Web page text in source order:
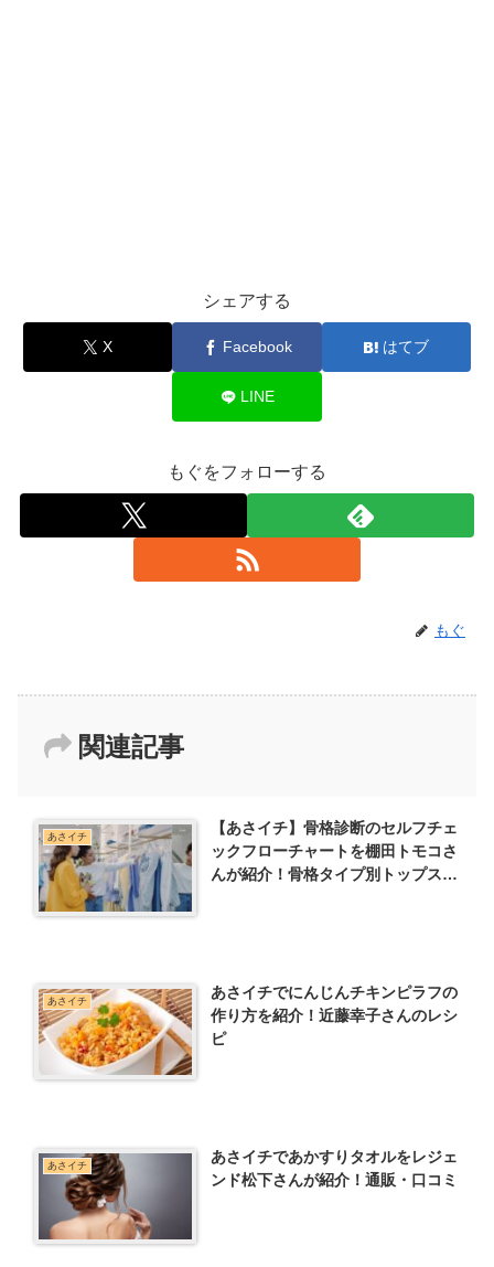
シェアする
X Facebook はてブ
LINE
もぐをフォローする
もぐ
関連記事
あさイチ
【あさイチ】骨格診断のセルフチェ
ックフローチャートを棚田トモコさ
んが紹介！骨格タイプ別トップスと
あさイチ
あさイチでにんじんチキンピラフの
作り方を紹介！近藤幸子さんのレシ
ピ
あさイチ
あさイチであかすりタオルをレジェ
ンド松下さんが紹介！通販・口コミ